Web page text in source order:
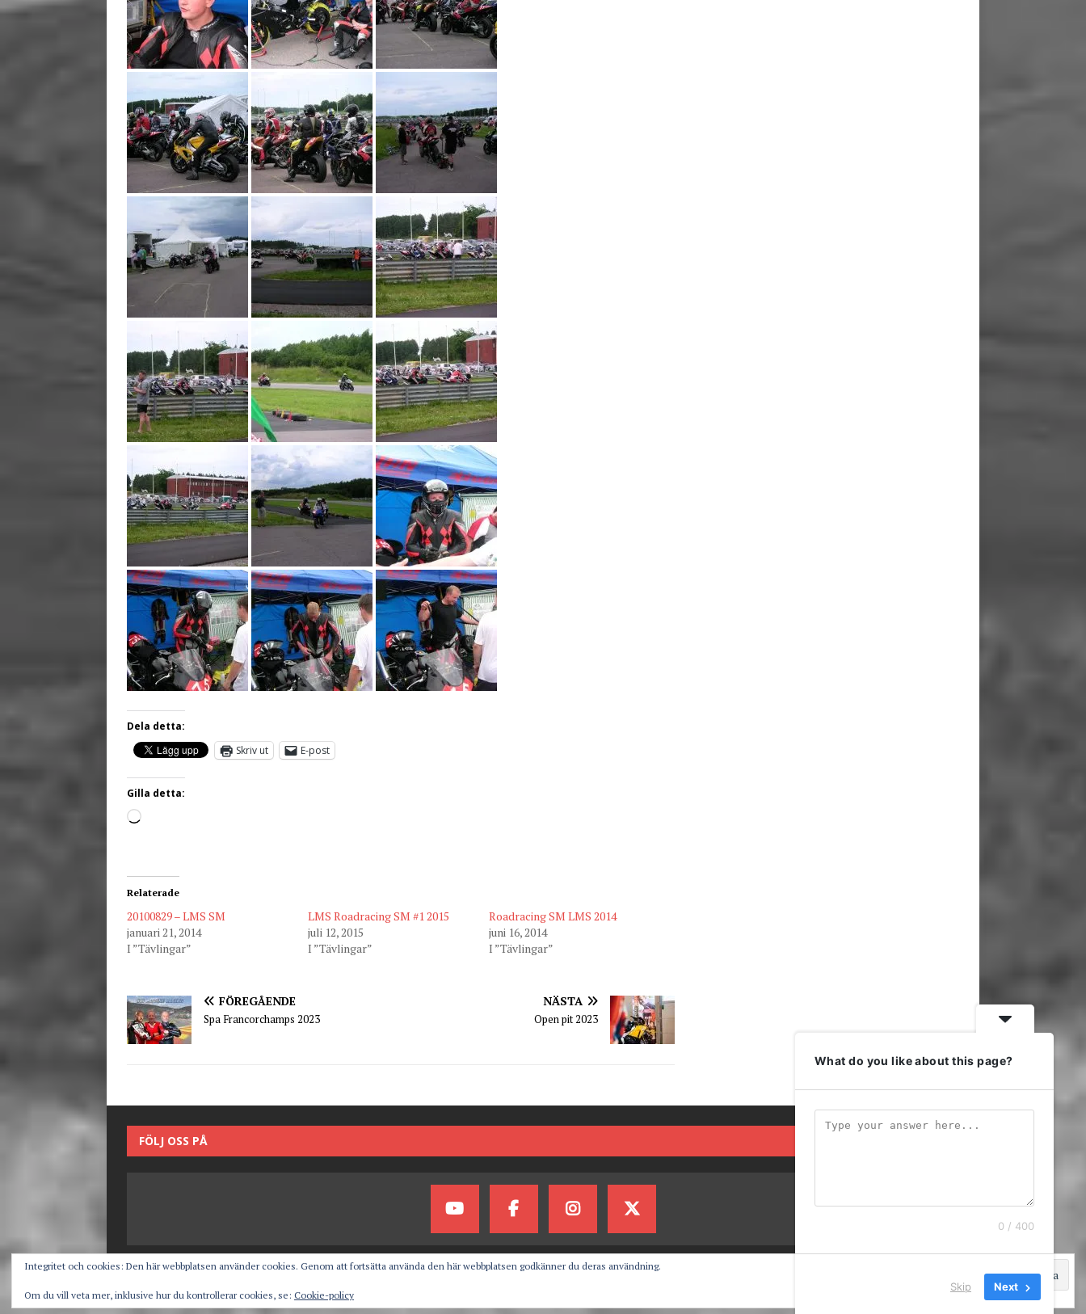
Dela detta:
Skriv ut
E-post
Gilla detta:
Relaterade
20100829 – LMS SM
januari 21, 2014
I ”Tävlingar”
LMS Roadracing SM #1 2015
juli 12, 2015
I ”Tävlingar”
Roadracing SM LMS 2014
juni 16, 2014
I ”Tävlingar”
FÖREGÅENDE
Spa Francorchamps 2023
NÄSTA
Open pit 2023
FÖLJ OSS PÅ
What do you like about this page?
0 / 400
Skip Next
Integritet och cookies: Den här webbplatsen använder cookies. Genom att fortsätta använda den här webbplatsen godkänner du deras användning.
Om du vill veta mer, inklusive hur du kontrollerar cookies, se: Cookie-policy